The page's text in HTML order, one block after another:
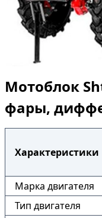
Мотоблок
фары,
Характеристики
Марка двигателя
Тип двигателя